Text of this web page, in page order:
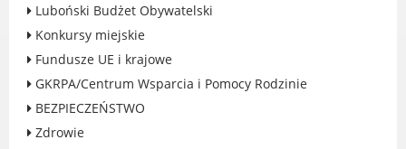
Luboński Szlak Architektury
Przemysłowej
Śladami historii Lubonia
Gry miejskie
Kultura
Luboński Budżet Obywatelski
Konkursy miejskie
Fundusze UE i krajowe
GKRPA/Centrum Wsparcia i Pomocy Rodzinie
BEZPIECZEŃSTWO
Zdrowie